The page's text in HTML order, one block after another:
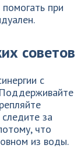
при
советов
с
за
что
из воды.